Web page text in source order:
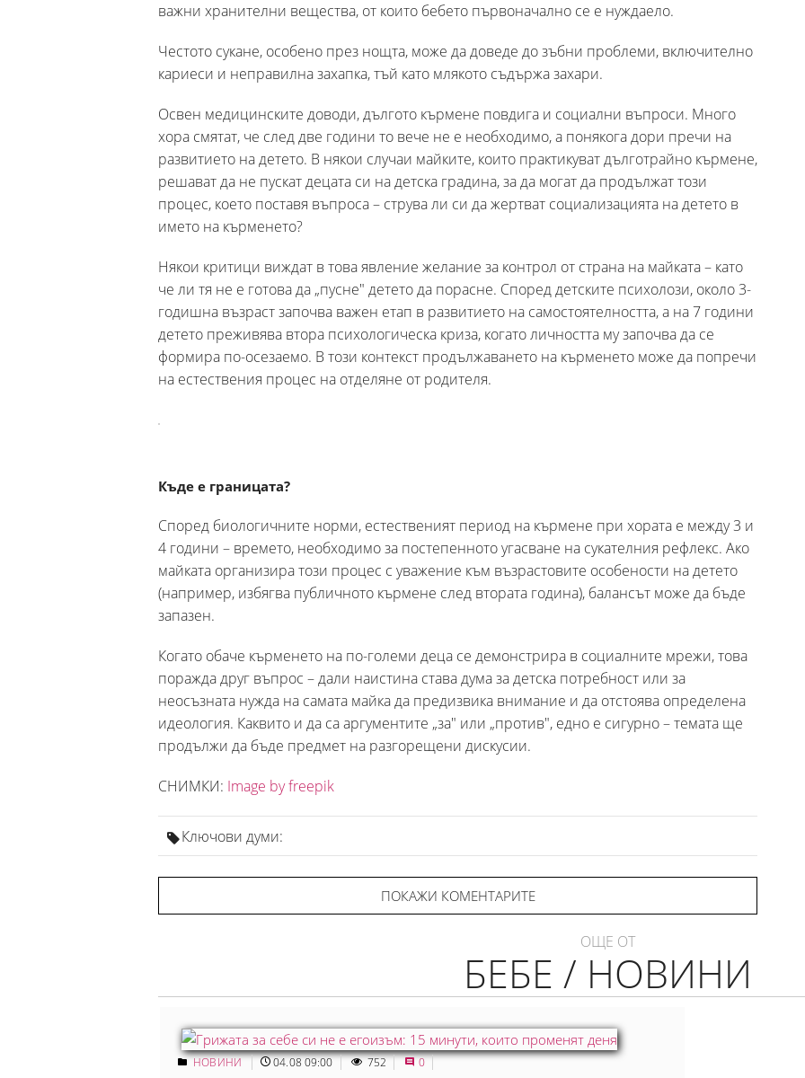
важни хранителни вещества, от които бебето първоначално се е нуждаело.
Честото сукане, особено през нощта, може да доведе до зъбни проблеми, включително
кариеси и неправилна захапка, тъй като млякото съдържа захари.
Освен медицинските доводи, дългото кърмене повдига и социални въпроси. Много
хора смятат, че след две години то вече не е необходимо, а понякога дори пречи на
развитието на детето. В някои случаи майките, които практикуват дълготрайно кърмене,
решават да не пускат децата си на детска градина, за да могат да продължат този
процес, което поставя въпроса – струва ли си да жертват социализацията на детето в
името на кърменето?
Някои критици виждат в това явление желание за контрол от страна на майката – като
че ли тя не е готова да „пусне" детето да порасне. Според детските психолози, около 3-
годишна възраст започва важен етап в развитието на самостоятелността, а на 7 години
детето преживява втора психологическа криза, когато личността му започва да се
формира по-осезаемо. В този контекст продължаването на кърменето може да попречи
на естествения процес на отделяне от родителя.
Къде е границата?
Според биологичните норми, естественият период на кърмене при хората е между 3 и
4 години – времето, необходимо за постепенното угасване на сукателния рефлекс. Ако
майката организира този процес с уважение към възрастовите особености на детето
(например, избягва публичното кърмене след втората година), балансът може да бъде
запазен.
Когато обаче кърменето на по-големи деца се демонстрира в социалните мрежи, това
поражда друг въпрос – дали наистина става дума за детска потребност или за
неосъзната нужда на самата майка да предизвика внимание и да отстоява определена
идеология. Каквито и да са аргументите „за" или „против", едно е сигурно – темата ще
продължи да бъде предмет на разгорещени дискусии.
СНИМКИ: Image by freepik
Ключови думи:
ПОКАЖИ КОМЕНТАРИТЕ
ОЩЕ ОТ
БЕБЕ / НОВИНИ
НОВИНИ 04.08 09:00 752 0